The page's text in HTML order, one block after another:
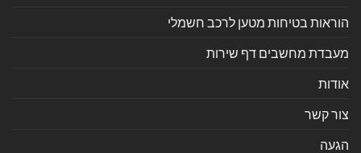
הוראות בטיחות מטען לרכב חשמלי
מעבדת מחשבים דף שירות
אודות
צור קשר
הגעה